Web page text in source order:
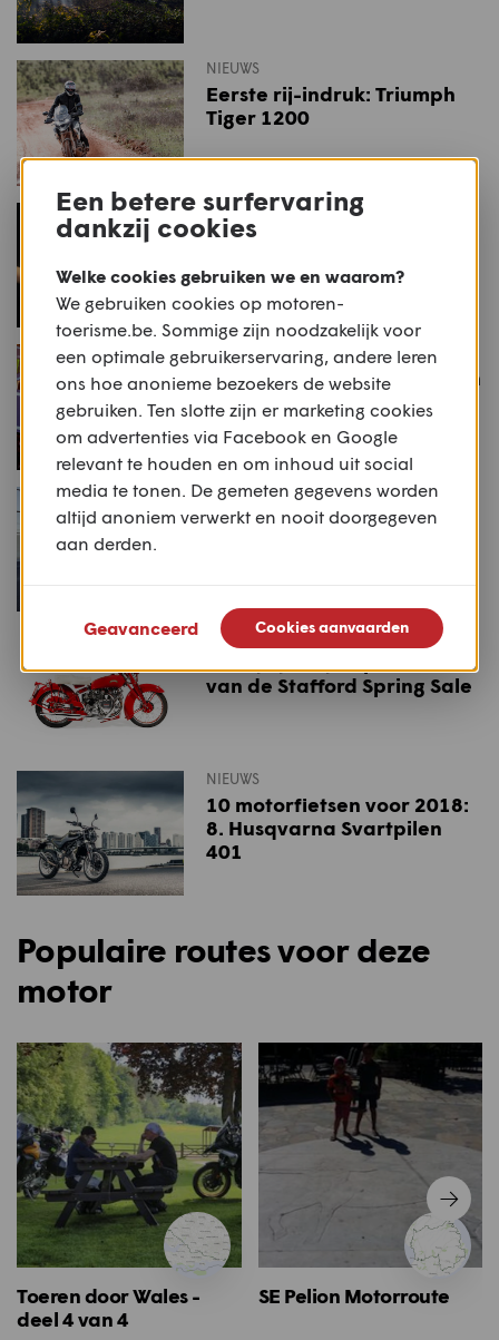
NIEUWS
Eerste rij-indruk: Triumph
Tiger 1200
NIEUWS
Fotoreportage: Triumph
NIEUWS
Triumph's crosser maakt zijn
intrede in Los Angeles
NIEUWS
MY25: update Triumph
NIEUWS
van de Stafford Spring Sale
NIEUWS
10 motorfietsen voor 2018:
8. Husqvarna Svartpilen
401
Populaire routes voor deze
motor
Toeren door Wales -
deel 4 van 4
SE Pelion Motorroute
Een betere surfervaring
dankzij cookies
Welke cookies gebruiken we en waarom?
We gebruiken cookies op motoren-
toerisme.be. Sommige zijn noodzakelijk voor
een optimale gebruikerservaring, andere leren
ons hoe anonieme bezoekers de website
gebruiken. Ten slotte zijn er marketing cookies
om advertenties via Facebook en Google
relevant te houden en om inhoud uit social
media te tonen. De gemeten gegevens worden
altijd anoniem verwerkt en nooit doorgegeven
aan derden.
Geavanceerd Cookies aanvaarden